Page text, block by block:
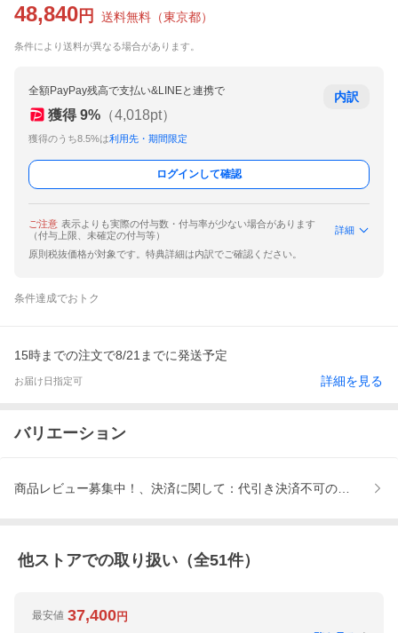
48,840 円 送料無料 （東京都）
条件により送料が異なる場合があります。
全額PayPay残高で支払い&LINEと連携で
獲得 9% （4,018pt）
獲得のうち8.5%は利用先・期間限定
内訳
ログインして確認
ご注意 表示よりも実際の付与数・付与率が少ない場合があります
（付与上限、未確定の付与等）
詳細
原則税抜価格が対象です。特典詳細は内訳でご確認ください。
条件達成でおトク
15時までの注文で8/21までに発送予定
お届け日指定可 詳細を見る
バリエーション
商品レビュー募集中！、決済に関して：代引き決済不可の商品で
他ストアでの取り扱い（全51件）
最安値 37,400円